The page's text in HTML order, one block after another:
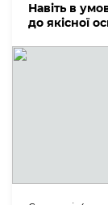
Навіть в
до якісної